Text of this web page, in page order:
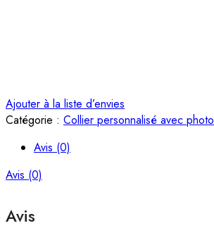
Ajouter à la liste d’envies
Catégorie : Collier personnalisé avec photo
Avis (0)
Avis (0)
Avis